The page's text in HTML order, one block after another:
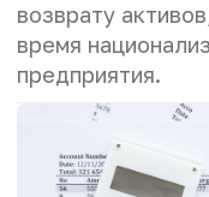
возврату
время
предприятия.